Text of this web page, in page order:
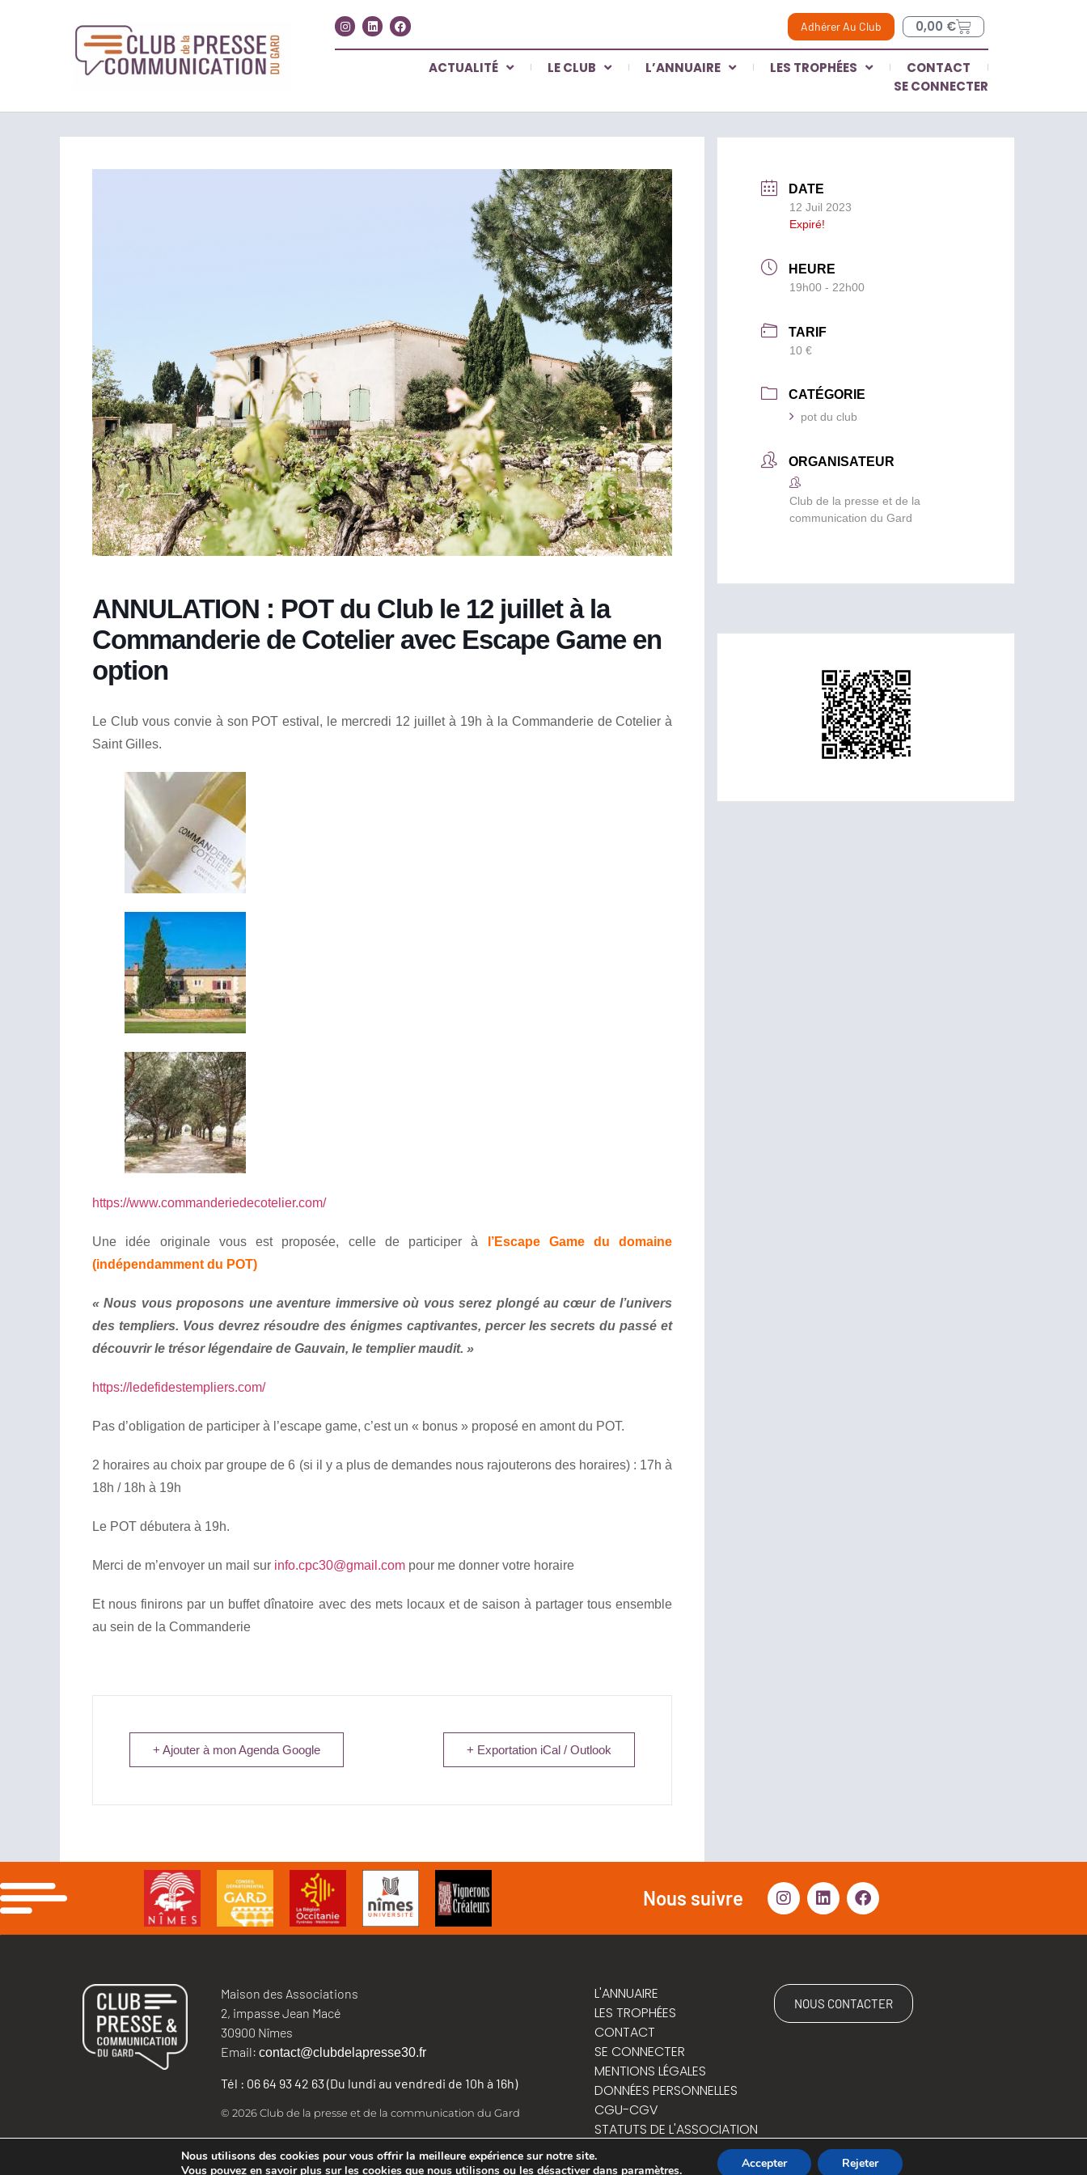
Adhérer Au Club 0,00 €
ACTUALITÉ LE CLUB L’ANNUAIRE LES TROPHÉES
CONTACT
SE CONNECTER
ANNULATION : POT du Club le 12 juillet à la
Commanderie de Cotelier avec Escape Game en
option
Le Club vous convie à son POT estival, le mercredi 12 juillet à 19h à la Commanderie de Cotelier à
Saint Gilles.
https://www.commanderiedecotelier.com/
Une idée originale vous est proposée, celle de participer à
l’Escape Game du domaine
(indépendamment du POT)
« Nous vous proposons une aventure immersive où vous serez plongé au cœur de l’univers
des templiers. Vous devrez résoudre des énigmes captivantes, percer les secrets du passé et
découvrir le trésor légendaire de Gauvain, le templier maudit. »
https://ledefidestempliers.com/
Pas d’obligation de participer à l’escape game, c’est un « bonus » proposé en amont du POT.
2 horaires au choix par groupe de 6 (si il y a plus de demandes nous rajouterons des horaires) : 17h à
18h / 18h à 19h
Le POT débutera à 19h.
Merci de m’envoyer un mail sur info.cpc30@gmail.com pour me donner votre horaire
Et nous finirons par un buffet dînatoire avec des mets locaux et de saison à partager tous ensemble
au sein de la Commanderie
+ Ajouter à mon Agenda Google + Exportation iCal / Outlook
DATE
12 Juil 2023
Expiré!
HEURE
19h00 - 22h00
TARIF
10 €
CATÉGORIE
pot du club
ORGANISATEUR
Club de la presse et de la
communication du Gard
Nous suivre
Maison des Associations
2, impasse Jean Macé
30900 Nîmes
Email: contact@clubdelapresse30.fr
Tél : 06 64 93 42 63 (Du lundi au vendredi de 10h à 16h)
© 2026 Club de la presse et de la communication du Gard
L'ANNUAIRE
LES TROPHÉES
CONTACT
SE CONNECTER
MENTIONS LÉGALES
DONNÉES PERSONNELLES
CGU-CGV
STATUTS DE L'ASSOCIATION
NOUS CONTACTER
Nous utilisons des cookies pour vous offrir la meilleure expérience sur notre site.
Vous pouvez en savoir plus sur les cookies que nous utilisons ou les désactiver dans paramètres. Accepter Rejeter